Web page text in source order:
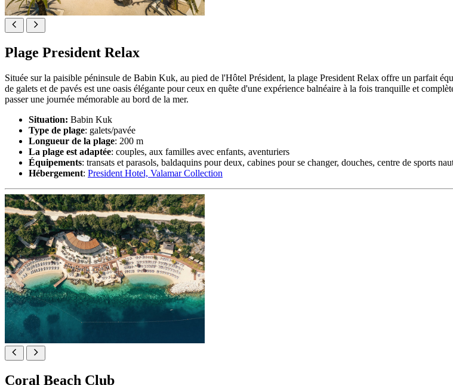
Plage President Relax
Située sur la paisible péninsule de Babin Kuk, au pied de l'Hôtel Président, la plage President Relax offre un parfait
de galets et de pavés est une oasis élégante pour ceux en quête d'une expérience balnéaire à la fois tranquille et
passer une journée mémorable au bord de la mer.
Situation: Babin Kuk
Type de plage: galets/pavée
Longueur de la plage: 200 m
La plage est adaptée: couples, aux familles avec enfants, aventuriers
Équipements: transats et parasols, baldaquins pour deux, cabines pour se changer, douches, centre de sports
Hébergement: President Hotel, Valamar Collection
Coral Beach Club